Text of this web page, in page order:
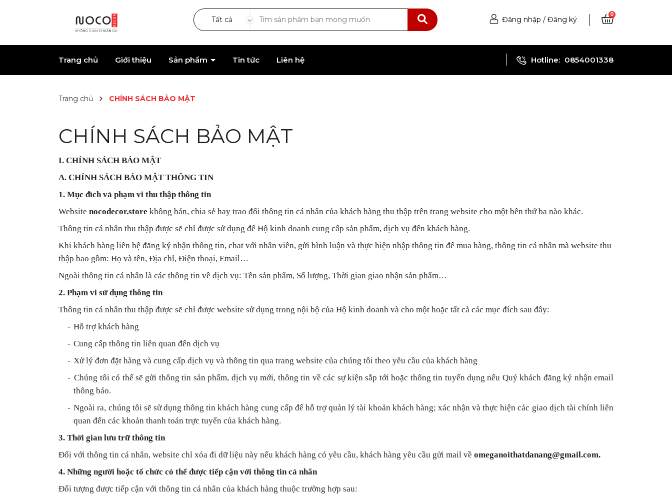
Tất cả Đăng nhập / Đăng ký
0
Trang chủ Giới thiệu Sản phẩm Tin tức Liên hệ Hotline: 0854001338
Trang chủ CHÍNH SÁCH BẢO MẬT
CHÍNH SÁCH BẢO MẬT
I. CHÍNH SÁCH BẢO MẬT
A. CHÍNH SÁCH BẢO MẬT THÔNG TIN
1. Mục đích và phạm vi thu thập thông tin
Website nocodecor.store không bán, chia sẻ hay trao đổi thông tin cá nhân của khách hàng thu thập trên trang website cho một bên thứ ba nào khác.
Thông tin cá nhân thu thập được sẽ chỉ được sử dụng để Hộ kinh doanh cung cấp sản phẩm, dịch vụ đến khách hàng.
Khi khách hàng liên hệ đăng ký nhận thông tin, chat với nhân viên, gửi bình luận và thực hiện nhập thông tin để mua hàng, thông tin cá nhân mà website thu
thập bao gồm: Họ và tên, Địa chỉ, Điện thoại, Email…
Ngoài thông tin cá nhân là các thông tin về dịch vụ: Tên sản phẩm, Số lượng, Thời gian giao nhận sản phẩm…
2. Phạm vi sử dụng thông tin
Thông tin cá nhân thu thập được sẽ chỉ được website sử dụng trong nội bộ của Hộ kinh doanh và cho một hoặc tất cả các mục đích sau đây:
- Hỗ trợ khách hàng
- Cung cấp thông tin liên quan đến dịch vụ
- Xử lý đơn đặt hàng và cung cấp dịch vụ và thông tin qua trang website của chúng tôi theo yêu cầu của khách hàng
- Chúng tôi có thể sẽ gửi thông tin sản phẩm, dịch vụ mới, thông tin về các sự kiện sắp tới hoặc thông tin tuyển dụng nếu Quý khách đăng ký nhận email
thông báo.
- Ngoài ra, chúng tôi sẽ sử dụng thông tin khách hàng cung cấp để hỗ trợ quản lý tài khoản khách hàng; xác nhận và thực hiện các giao dịch tài chính liên
quan đến các khoản thanh toán trực tuyến của khách hàng.
3. Thời gian lưu trữ thông tin
Đối với thông tin cá nhân, website chỉ xóa đi dữ liệu này nếu khách hàng có yêu cầu, khách hàng yêu cầu gửi mail về omeganoithatdanang@gmail.com.
4. Những người hoặc tổ chức có thể được tiếp cận với thông tin cá nhân
Đối tượng được tiếp cận với thông tin cá nhân của khách hàng thuộc trường hợp sau: